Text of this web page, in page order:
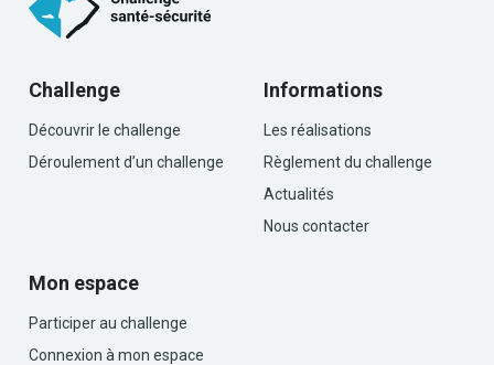
Challenge
Découvrir le challenge
Déroulement d’un challenge
Informations
Les réalisations
Règlement du challenge
Actualités
Nous contacter
Mon espace
Participer au challenge
Connexion à mon espace